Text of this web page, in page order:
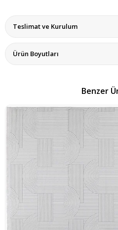
Teslimat ve Kurulum
Ürün Boyutları
Benzer